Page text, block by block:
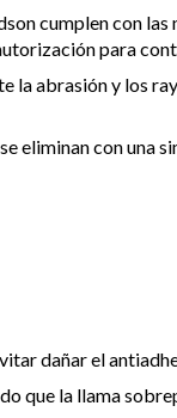
cumplen con
para
la abrasión y los
eliminan con una
dañar el
que la llama